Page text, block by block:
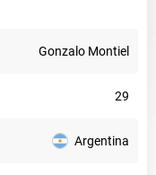
Gonzalo Montiel
29
Argentina